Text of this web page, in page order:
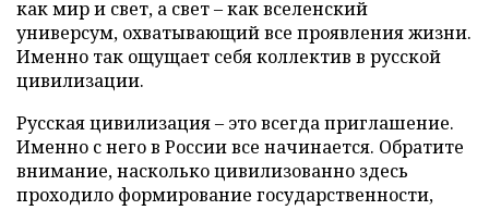
как мир и свет, а свет – как вселенский
универсум, охватывающий все проявления жизни.
Именно так ощущает себя коллектив в русской
цивилизации.
Русская цивилизация – это всегда приглашение.
Именно с него в России все начинается. Обратите
внимание, насколько цивилизованно здесь
проходило формирование государственности,